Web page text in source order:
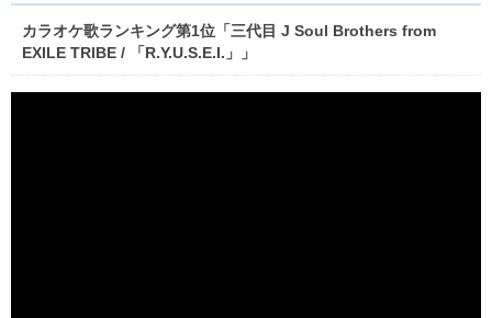
カラオケ歌ランキング第1位「三代目 J Soul Brothers from
EXILE TRIBE / 「R.Y.U.S.E.I.」」